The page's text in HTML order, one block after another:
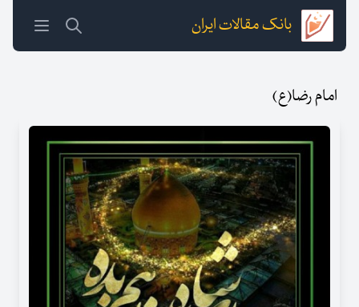
بانک مقالات ایران
امام رضا(ع)